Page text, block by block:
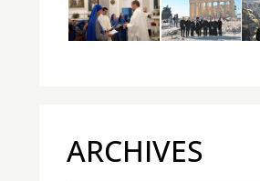
ARCHIVES